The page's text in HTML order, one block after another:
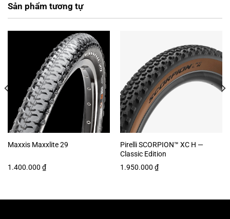
Sản phẩm tương tự
Maxxis Maxxlite 29
1.400.000 ₫
Pirelli SCORPION™ XC H —
Classic Edition
1.950.000 ₫